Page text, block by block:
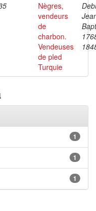
Nègres,
vendeurs
de
charbon.
Vendeuses
de pled
Turquie
1
1
1